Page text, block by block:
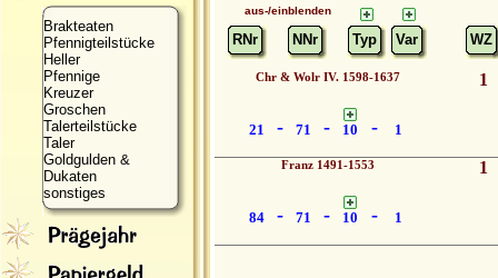
Brakteaten
Pfennigteilstücke
Heller
Pfennige
Kreuzer
Groschen
Talerteilstücke
Taler
Goldgulden &
Dukaten
sonstiges
aus-/einblenden
RNr NNr Typ Var WZ
Chr & Wolr IV. 1598-1637
21 - 71 - 10 - 1
1
Franz 1491-1553
84 - 71 - 10 - 1
1